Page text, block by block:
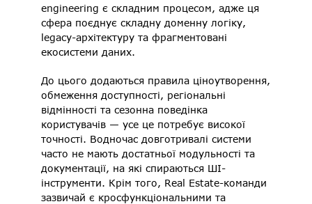
engineering є складним процесом, адже ця
сфера поєднує складну доменну логіку,
legacy-архітектуру та фрагментовані
екосистеми даних.
До цього додаються правила ціноутворення,
обмеження доступності, регіональні
відмінності та сезонна поведінка
користувачів — усе це потребує високої
точності. Водночас довготривалі системи
часто не мають достатньої модульності та
документації, на які спираються ШІ-
інструменти. Крім того, Real Estate-команди
зазвичай є кросфункціональними та